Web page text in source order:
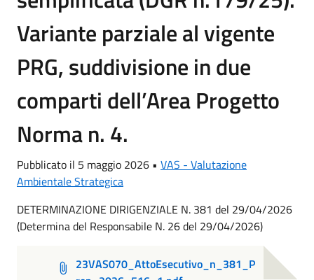
Variante parziale al vigente
PRG, suddivisione in due
comparti dell’Area Progetto
Norma n. 4.
Pubblicato il 5 maggio 2026 • VAS - Valutazione
Ambientale Strategica
DETERMINAZIONE DIRIGENZIALE N. 381 del 29/04/2026
(Determina del Responsabile N. 26 del 29/04/2026)
23VAS070_AttoEsecutivo_n_381_P